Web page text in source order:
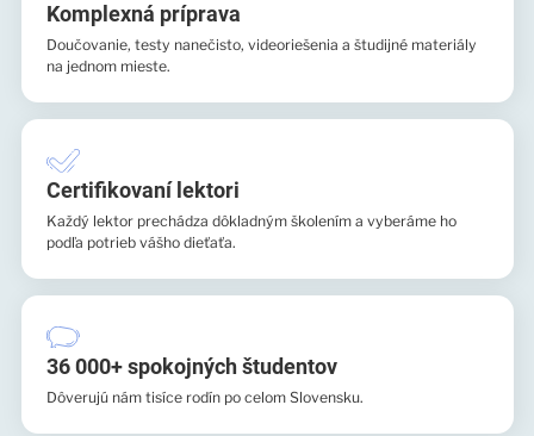
Komplexná príprava
Doučovanie, testy nanečisto, videoriešenia a študijné materiály
na jednom mieste.
Certifikovaní lektori
Každý lektor prechádza dôkladným školením a vyberáme ho
podľa potrieb vášho dieťaťa.
36 000+ spokojných študentov
Dôverujú nám tisíce rodín po celom Slovensku.